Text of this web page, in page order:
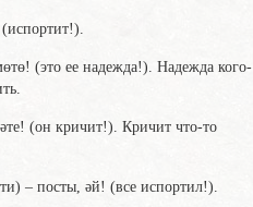
(это ее надежда!). Надежда кого-
(он кричит!). Кричит что-то
– посты, әй! (все испортил!).